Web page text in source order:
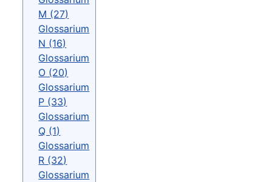
M (27)
Glossarium
N (16)
Glossarium
O (20)
Glossarium
P (33)
Glossarium
Q (1)
Glossarium
R (32)
Glossarium